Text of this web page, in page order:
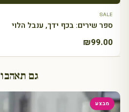
SALE
ספר שירים: בכף ידך, ענבל הלוי
₪99.00
גם תאהבו
מבצע